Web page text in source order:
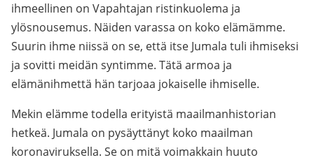
ihmeellinen on Vapahtajan ristinkuolema ja
ylösnousemus. Näiden varassa on koko elämämme.
Suurin ihme niissä on se, että itse Jumala tuli ihmiseksi
ja sovitti meidän syntimme. Tätä armoa ja
elämänihmettä hän tarjoaa jokaiselle ihmiselle.
Mekin elämme todella erityistä maailmanhistorian
hetkeä. Jumala on pysäyttänyt koko maailman
koronaviruksella. Se on mitä voimakkain huuto